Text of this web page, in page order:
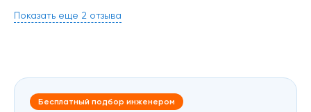
Показать еще 2 отзыва
Бесплатный подбор инженером